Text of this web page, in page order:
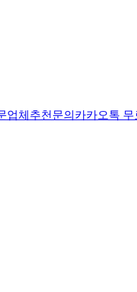
업체추천 문의 카카오톡 무